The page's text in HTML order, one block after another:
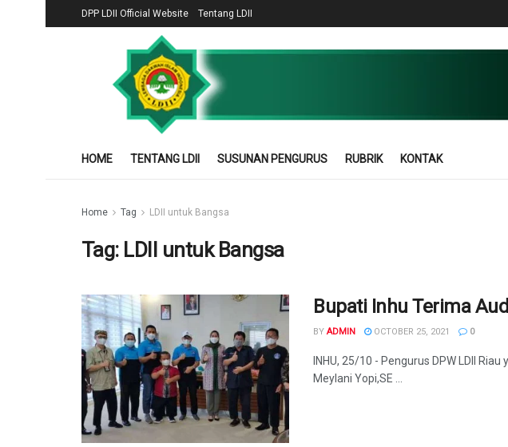
DPP LDII Official Website Tentang LDII
HOME TENTANG LDII SUSUNAN PENGURUS RUBRIK KONTAK
Home Tag LDII untuk Bangsa
Tag: LDII untuk Bangsa
Bupati Inhu Terima
BY ADMIN OCTOBER 25, 2021 0
INHU, 25/10 - Pengurus DPW LDII
Meylani Yopi,SE ...